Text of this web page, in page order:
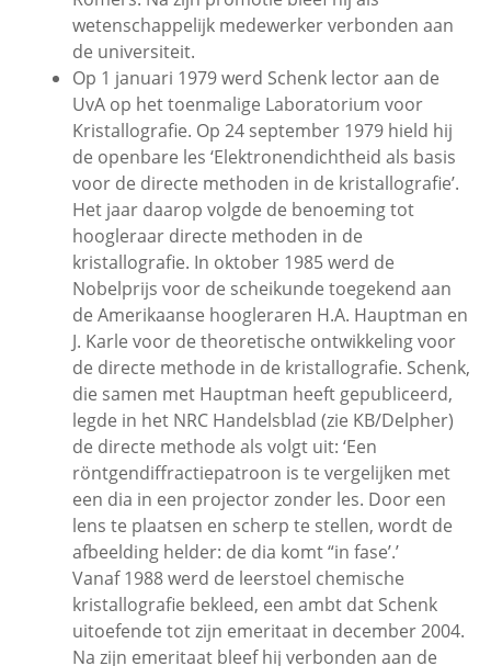
wetenschappelijk medewerker verbonden aan
de universiteit.
Op 1 januari 1979 werd Schenk lector aan de
UvA op het toenmalige Laboratorium voor
Kristallografie. Op 24 september 1979 hield hij
de openbare les ‘Elektronendichtheid als basis
voor de directe methoden in de kristallografie’.
Het jaar daarop volgde de benoeming tot
hoogleraar directe methoden in de
kristallografie. In oktober 1985 werd de
Nobelprijs voor de scheikunde toegekend aan
de Amerikaanse hoogleraren H.A. Hauptman en
J. Karle voor de theoretische ontwikkeling voor
de directe methode in de kristallografie. Schenk,
die samen met Hauptman heeft gepubliceerd,
legde in het NRC Handelsblad (zie KB/Delpher)
de directe methode als volgt uit: ‘Een
röntgendiffractiepatroon is te vergelijken met
een dia in een projector zonder les. Door een
lens te plaatsen en scherp te stellen, wordt de
afbeelding helder: de dia komt “in fase’.’
Vanaf 1988 werd de leerstoel chemische
kristallografie bekleed, een ambt dat Schenk
uitoefende tot zijn emeritaat in december 2004.
Na zijn emeritaat bleef hij verbonden aan de